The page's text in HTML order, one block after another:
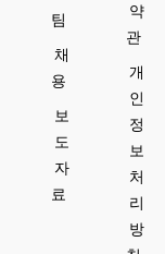
팀
채
용
보
도
자
료
약
관
개
인
정
보
처
리
방